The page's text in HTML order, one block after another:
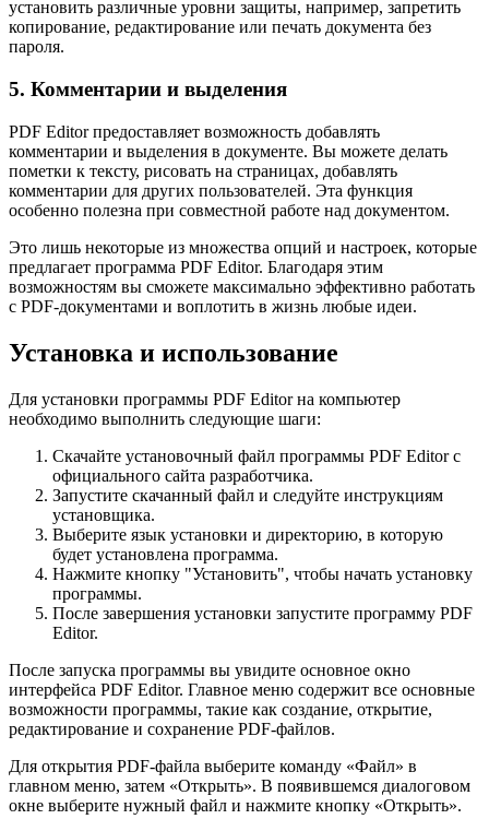
установить различные уровни защиты, например, запретить
копирование, редактирование или печать документа без
пароля.
5. Комментарии и выделения
PDF Editor предоставляет возможность добавлять
комментарии и выделения в документе. Вы можете делать
пометки к тексту, рисовать на страницах, добавлять
комментарии для других пользователей. Эта функция
особенно полезна при совместной работе над документом.
Это лишь некоторые из множества опций и настроек, которые
предлагает программа PDF Editor. Благодаря этим
возможностям вы сможете максимально эффективно работать
с PDF-документами и воплотить в жизнь любые идеи.
Установка и использование
Для установки программы PDF Editor на компьютер
необходимо выполнить следующие шаги:
Скачайте установочный файл программы PDF Editor с
официального сайта разработчика.
Запустите скачанный файл и следуйте инструкциям
установщика.
Выберите язык установки и директорию, в которую
будет установлена программа.
Нажмите кнопку "Установить", чтобы начать установку
программы.
После завершения установки запустите программу PDF
Editor.
После запуска программы вы увидите основное окно
интерфейса PDF Editor. Главное меню содержит все основные
возможности программы, такие как создание, открытие,
редактирование и сохранение PDF-файлов.
Для открытия PDF-файла выберите команду «Файл» в
главном меню, затем «Открыть». В появившемся диалоговом
окне выберите нужный файл и нажмите кнопку «Открыть».